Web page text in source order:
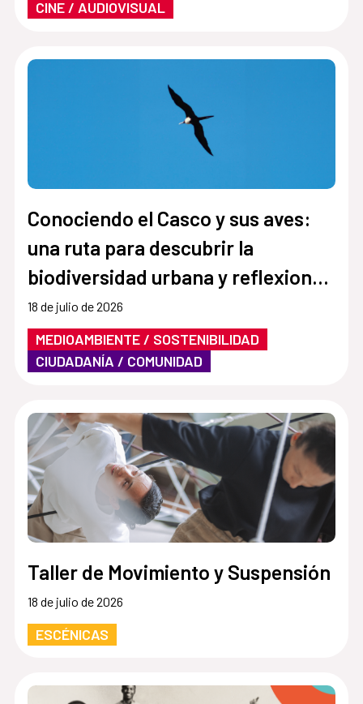
CINE / AUDIOVISUAL
Conociendo el Casco y sus aves:
una ruta para descubrir la
biodiversidad urbana y reflexionar
sobre el clima
18 de julio de 2026
MEDIOAMBIENTE / SOSTENIBILIDAD
CIUDADANÍA / COMUNIDAD
Taller de Movimiento y Suspensión
18 de julio de 2026
ESCÉNICAS